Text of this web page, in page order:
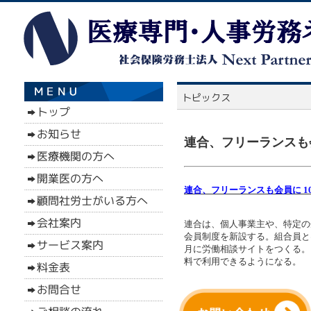
連合、フリーランス
連合、フリーランスも会員に
連合は、個人事業主や、特定
会員制度を新設する。組合員
月に労働相談サイトをつくる
料で利用できるようになる。